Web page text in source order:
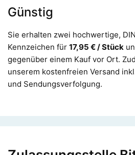
Günstig
Sie erhalten zwei hochwertige,
Kennzeichen für 17,95 € / Stück
gegenüber einem Kauf vor Ort.
unserem kostenfreien Versand
und Sendungsverfolgung.